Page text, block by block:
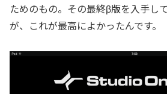
ためのもの。その最終β版を入手し
が、これが最高によかったんです。